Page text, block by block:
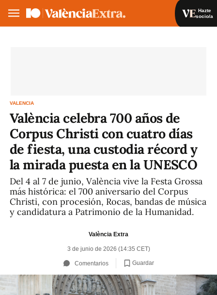
Hazte
socio/a
VALENCIA
València celebra 700 años de
Corpus Christi con cuatro días
de fiesta, una custodia récord y
la mirada puesta en la UNESCO
Del 4 al 7 de junio, València vive la Festa Grossa
más histórica: el 700 aniversario del Corpus
Christi, con procesión, Rocas, bandas de música
y candidatura a Patrimonio de la Humanidad.
València Extra
3 de junio de 2026 (14:35 CET)
Comentarios Guardar